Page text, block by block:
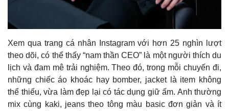
Xem qua trang cá nhân Instagram với hơn 25 nghìn lượt
theo dõi, có thể thấy “nam thần CEO” là một người thích du
lịch và đam mê trải nghiệm. Theo đó, trong mỗi chuyến đi,
những chiếc áo khoác hay bomber, jacket là item không
thể thiếu, vừa làm đẹp lại có tác dụng giữ ấm. Anh thường
mix cùng kaki, jeans theo tông màu basic đơn giản và ít